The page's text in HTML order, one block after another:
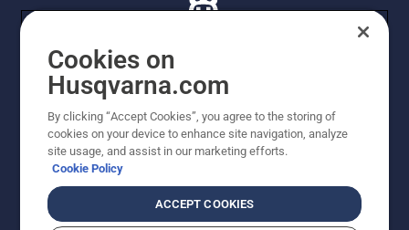
viste priser er vejledende udsalgspriser. Der tages
forbehold for stave- og trykfejl samt prisændringer. Vi
stræber efter at have så nøjagtige oplysningerne på
dette websted som muligt. Alle anførte priser er
vejledende udsalgspriser (inkl. moms), medmindre
Cookies on
Husqvarna.com
By clicking “Accept Cookies”, you agree to the storing of
cookies on your device to enhance site navigation, analyze
site usage, and assist in our marketing efforts.
Cookie Policy
ACCEPT COOKIES